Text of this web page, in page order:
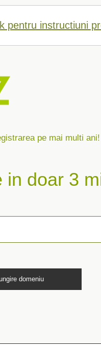
pentru instructiuni
pe mai multi ani!
in doar 3
domeniu